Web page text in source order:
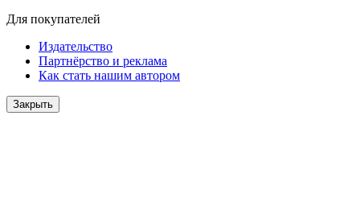
Для покупателей
Издательство
Партнёрство и реклама
Как стать нашим автором
Закрыть